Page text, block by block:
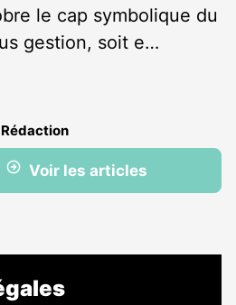
le cap symbolique du
gestion, soit e…
Rédaction
Voir les articles